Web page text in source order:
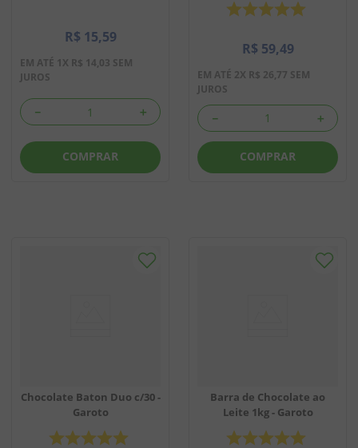
R$ 15,59
EM ATÉ 1X R$ 14,03 SEM
JUROS
＋
－
COMPRAR
R$ 59,49
EM ATÉ 2X R$ 26,77 SEM
JUROS
＋
－
COMPRAR
Chocolate Baton Duo c/30 -
Garoto
Barra de Chocolate ao
Leite 1kg - Garoto